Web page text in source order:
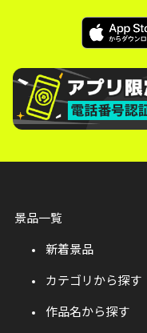
景品一覧
新着景品
カテゴリから探す
作品名から探す